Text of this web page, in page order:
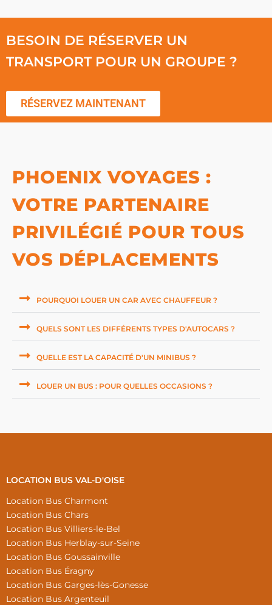
BESOIN DE RÉSERVER UN
TRANSPORT POUR UN GROUPE ?
RÉSERVEZ MAINTENANT
PHOENIX VOYAGES :
VOTRE PARTENAIRE
PRIVILÉGIÉ POUR TOUS
VOS DÉPLACEMENTS
POURQUOI LOUER UN CAR AVEC CHAUFFEUR ?
QUELS SONT LES DIFFÉRENTS TYPES D'AUTOCARS ?
QUELLE EST LA CAPACITÉ D'UN MINIBUS ?
LOUER UN BUS : POUR QUELLES OCCASIONS ?
LOCATION BUS VAL-D'OISE
Location Bus Charmont
Location Bus Chars
Location Bus Villiers-le-Bel
Location Bus Herblay-sur-Seine
Location Bus Goussainville
Location Bus Éragny
Location Bus Garges-lès-Gonesse
Location Bus Argenteuil